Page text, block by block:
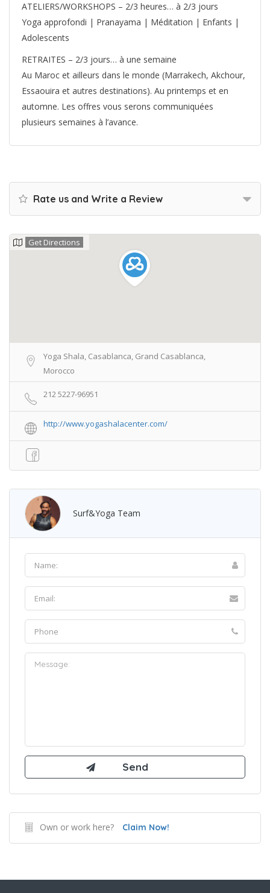
ATELIERS/WORKSHOPS – 2/3 heures… à 2/3 jours
Yoga approfondi | Pranayama | Méditation | Enfants |
Adolescents
RETRAITES – 2/3 jours… à une semaine
Au Maroc et ailleurs dans le monde (Marrakech, Akchour,
Essaouira et autres destinations). Au printemps et en
automne. Les offres vous serons communiquées
plusieurs semaines à l’avance.
Rate us and Write a Review
Get Directions
Yoga Shala, Casablanca, Grand Casablanca,
Morocco
212 5227-96951
http://www.yogashalacenter.com/
Surf&Yoga Team
Own or work here? Claim Now!